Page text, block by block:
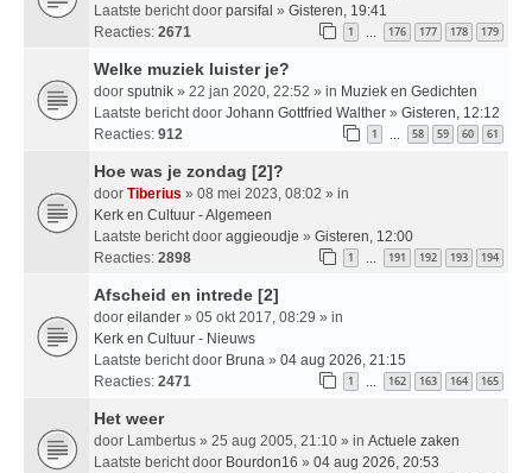
Laatste bericht door parsifal » Gisteren, 19:41
Reacties: 2671 1 … 176 177 178 179
Welke muziek luister je?
door sputnik » 22 jan 2020, 22:52 » in Muziek en Gedichten
Laatste bericht door Johann Gottfried Walther » Gisteren, 12:12
Reacties: 912 1 … 58 59 60 61
Hoe was je zondag [2]?
door Tiberius » 08 mei 2023, 08:02 » in
Kerk en Cultuur - Algemeen
Laatste bericht door aggieoudje » Gisteren, 12:00
Reacties: 2898 1 … 191 192 193 194
Afscheid en intrede [2]
door eilander » 05 okt 2017, 08:29 » in
Kerk en Cultuur - Nieuws
Laatste bericht door Bruna » 04 aug 2026, 21:15
Reacties: 2471 1 … 162 163 164 165
Het weer
door Lambertus » 25 aug 2005, 21:10 » in Actuele zaken
Laatste bericht door Bourdon16 » 04 aug 2026, 20:53